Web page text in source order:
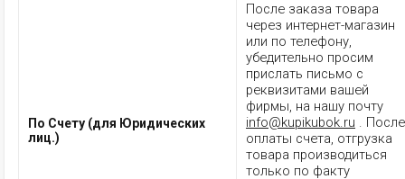
По Счету (для Юридических
лиц.)
После заказа товара
через интернет-магазин
или по телефону,
убедительно просим
прислать письмо с
реквизитами вашей
фирмы, на нашу почту
info@kupikubok.ru . После
оплаты счета, отгрузка
товара производиться
только по факту